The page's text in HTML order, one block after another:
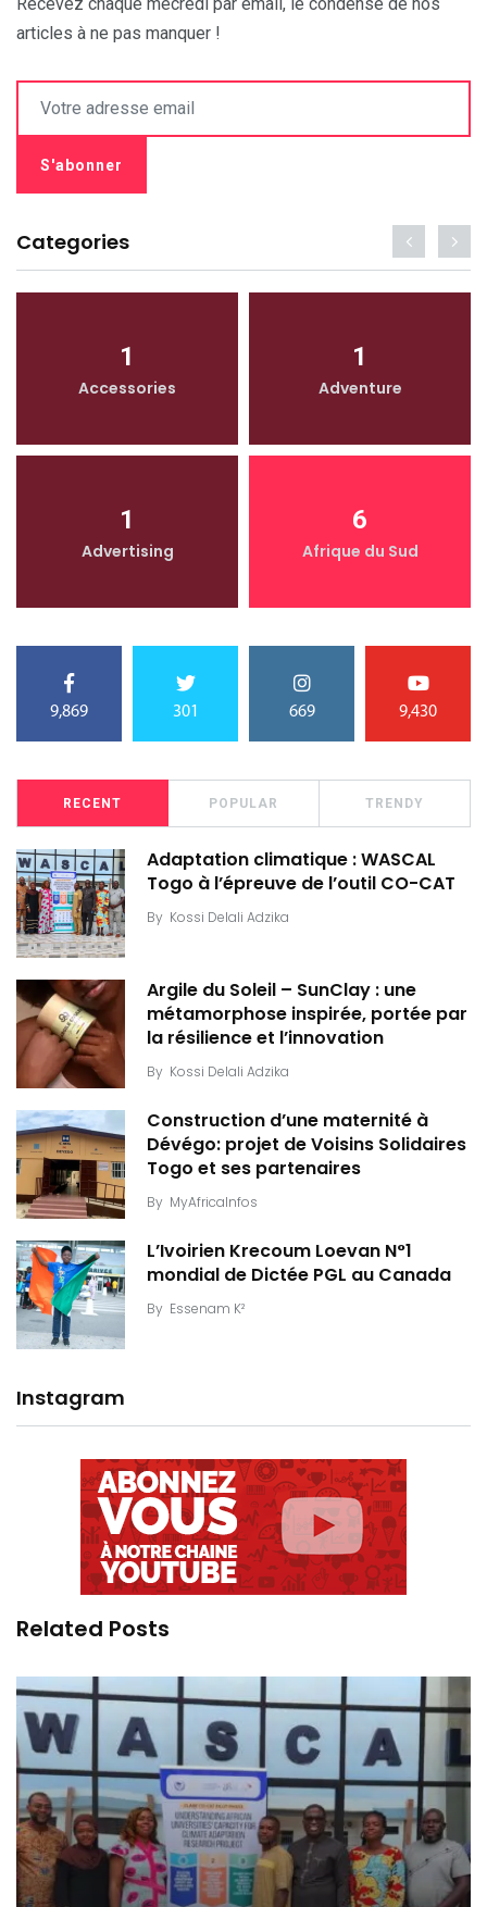
articles à ne pas manquer !
Categories
1
Accessories
1
Adventure
1
Advertising
6
Afrique du Sud
9,869 301 669 9,430
RECENT POPULAR TRENDY
Adaptation climatique : WASCAL
Togo à l’épreuve de l’outil CO-CAT
By Kossi Delali Adzika
Argile du Soleil – SunClay : une
métamorphose inspirée, portée par
la résilience et l’innovation
By Kossi Delali Adzika
Construction d’une maternité à
Dévégo: projet de Voisins Solidaires
Togo et ses partenaires
By MyAfricaInfos
L’Ivoirien Krecoum Loevan N°1
mondial de Dictée PGL au Canada
By Essenam K²
Instagram
Related Posts